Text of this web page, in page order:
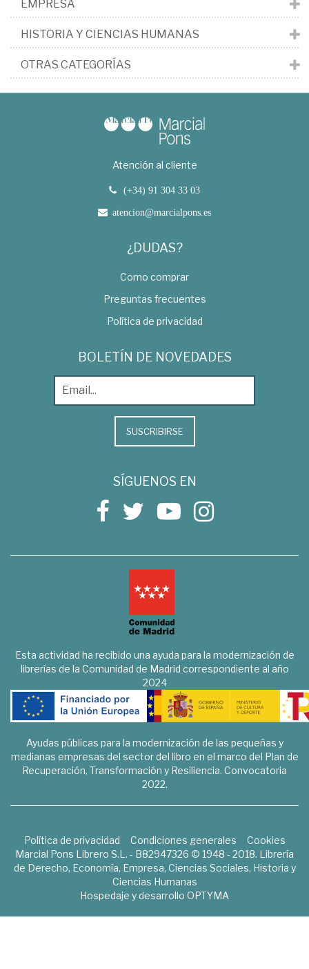
EMPRESA
HISTORIA Y CIENCIAS HUMANAS
OTRAS CATEGORÍAS
Atención al cliente
(+34) 91 304 33 03
atencion@marcialpons.es
¿DUDAS?
Como comprar
Preguntas frecuentes
Política de privacidad
BOLETÍN DE NOVEDADES
SUSCRIBIRSE
SÍGUENOS EN
Esta actividad ha recibido una ayuda para la modernización de
librerías de la Comunidad de Madrid correspondiente al año
2024
Ayudas públicas para la modernización de las pequeñas y
medianas empresas del sector del libro en el marco del Plan de
Recuperación, Transformación y Resiliencia. Convocatoria
2022.
Política de privacidad Condiciones generales
Cookies
Marcial Pons Librero S.L. - B82947326 © 1948 - 2018. Librería
de Derecho, Economía, Empresa, Ciencias Sociales, Historia y
Ciencias Humanas
Hospedaje y desarrollo OPTYMA